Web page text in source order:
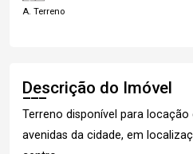
A. Terreno
Descrição do Imóvel
Terreno disponível para locação
avenidas da cidade, em